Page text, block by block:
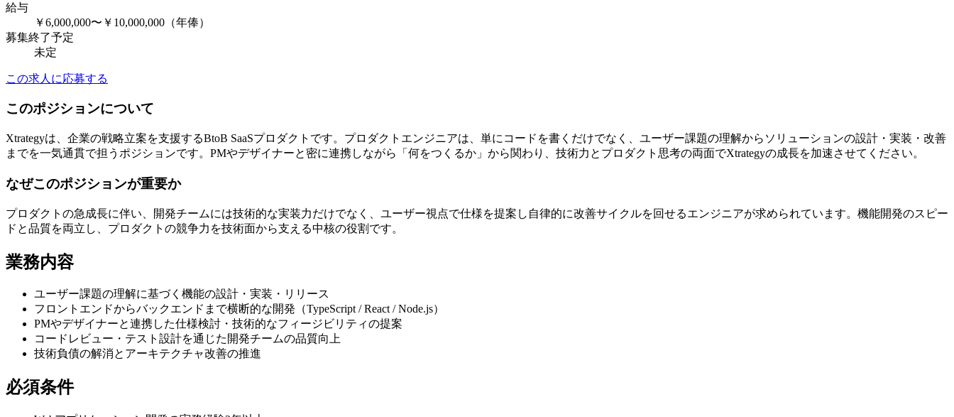
給与
￥6,000,000〜￥10,000,000（年俸）
募集終了予定
未定
この求人に応募する
このポジションについて
Xtrategyは、企業の戦略立案を支援するBtoB SaaSプロダクトです。プロダクトエンジニアは、単にコードを書くだけでなく、ユーザー課題の理解からソリューションの設計・実装・改善
までを一気通貫で担うポジションです。PMやデザイナーと密に連携しながら「何をつくるか」から関わり、技術力とプロダクト思考の両面でXtrategyの成長を加速させてください。
なぜこのポジションが重要か
プロダクトの急成長に伴い、開発チームには技術的な実装力だけでなく、ユーザー視点で仕様を提案し自律的に改善サイクルを回せるエンジニアが求められています。機能開発のスピー
ドと品質を両立し、プロダクトの競争力を技術面から支える中核の役割です。
業務内容
ユーザー課題の理解に基づく機能の設計・実装・リリース
フロントエンドからバックエンドまで横断的な開発（TypeScript / React / Node.js）
PMやデザイナーと連携した仕様検討・技術的なフィージビリティの提案
コードレビュー・テスト設計を通じた開発チームの品質向上
技術負債の解消とアーキテクチャ改善の推進
必須条件